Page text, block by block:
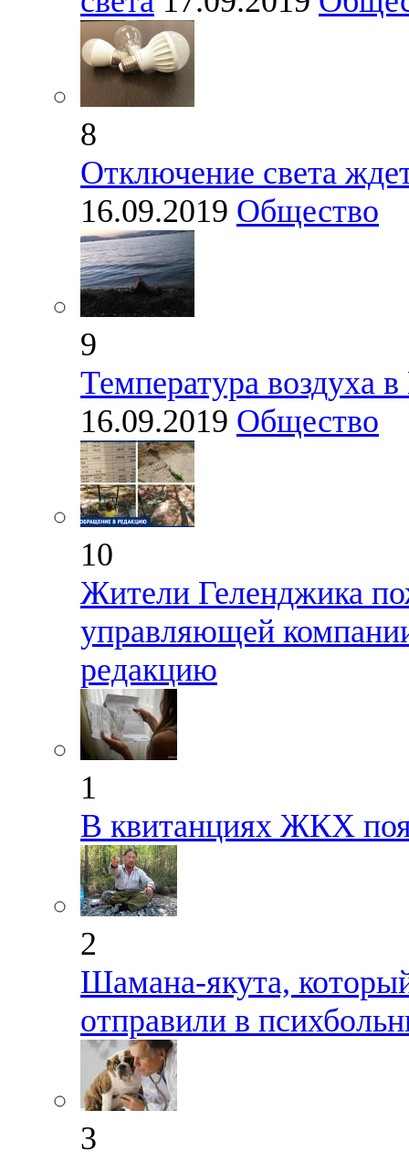
8
Отключение света
16.09.2019 Общество
9
Температура воздуха
16.09.2019 Общество
10
Жители Геленджика
управляющей
редакцию
1
В квитанциях ЖКХ
2
Шамана-якута,
отправили в
3